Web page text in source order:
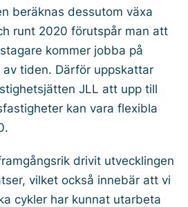
beräknas dessutom växa
runt 2020 förutspår man att
kommer jobba på
tiden. Därför uppskattar
JLL att upp till
kan vara flexibla
drivit utvecklingen
vilket också innebär att vi
cykler har kunnat utarbeta